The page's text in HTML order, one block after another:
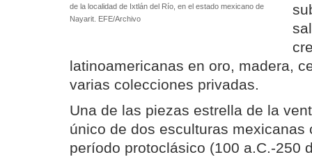
de la localidad de Ixtlán del Río, en el estado mexicano de
Nayarit. EFE/Archivo
latinoamericanas en oro, madera,
varias colecciones privadas.
Una de las piezas estrella de la
único de dos esculturas mexicanas
período protoclásico (100 a.C.-250